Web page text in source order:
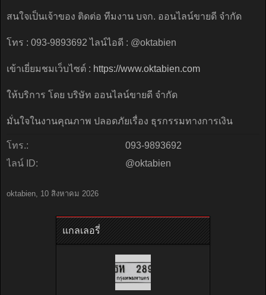
สนใจเป็นเจ้าของ ติดต่อ ทีมงาน บจก. ออนไลน์ขายดี จำกัด
โทร : 093-9893692 ไลน์ไอดี : @oktabien
เข้าเยี่ยมชมเว็บไซต์ : https://www.oktabien.com
ให้บริการ โดย บริษัท ออนไลน์ขายดี จำกัด
มั่นใจในงานคุณภาพ ปลอดภัยเรื่อง ธุรกรรมทางการเงิน
โทร.:
093-9893692
ไลน์ ID:
@oktabien
oktabien, 10 สิงหาคม 2026
แกลเลอรี่